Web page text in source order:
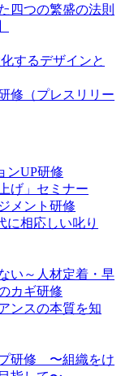
四つの繁盛の法則
するデザインと
修（プレスリリー
ンUP研修
げ」セミナー
メント研修
に相応しい叱り
い～人材定着・早
カギ研修
ンスの本質を知
研修 〜組織をけ